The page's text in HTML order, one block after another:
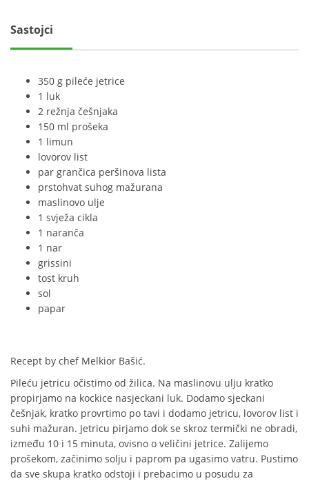
Sastojci
350 g pileće jetrice
1 luk
2 režnja češnjaka
150 ml prošeka
1 limun
lovorov list
par grančica peršinova lista
prstohvat suhog mažurana
maslinovo ulje
1 svježa cikla
1 naranča
1 nar
grissini
tost kruh
sol
papar
Recept by chef Melkior Bašić.
Pileću jetricu očistimo od žilica. Na maslinovu ulju kratko
propirjamo na kockice nasjeckani luk. Dodamo sjeckani
češnjak, kratko provrtimo po tavi i dodamo jetricu, lovorov list i
suhi mažuran. Jetricu pirjamo dok se skroz termički ne obradi,
između 10 i 15 minuta, ovisno o veličini jetrice. Zalijemo
prošekom, začinimo solju i paprom pa ugasimo vatru. Pustimo
da sve skupa kratko odstoji i prebacimo u posudu za